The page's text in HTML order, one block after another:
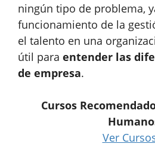
ningún tipo de problema,
funcionamiento de la
el talento en una
útil para entender las
de empresa.
Cursos
Ver